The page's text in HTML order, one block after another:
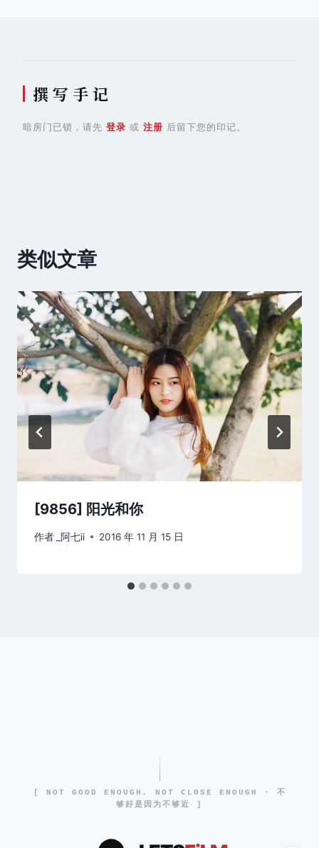
撰 写 手 记
暗房门已锁，请先 登录 或 注册 后留下您的印记。
类似文章
[9856] 阳光和你
作者 _阿七ii 2016 年 11 月 15 日
[ NOT GOOD ENOUGH, NOT CLOSE ENOUGH · 不
够好是因为不够近 ]